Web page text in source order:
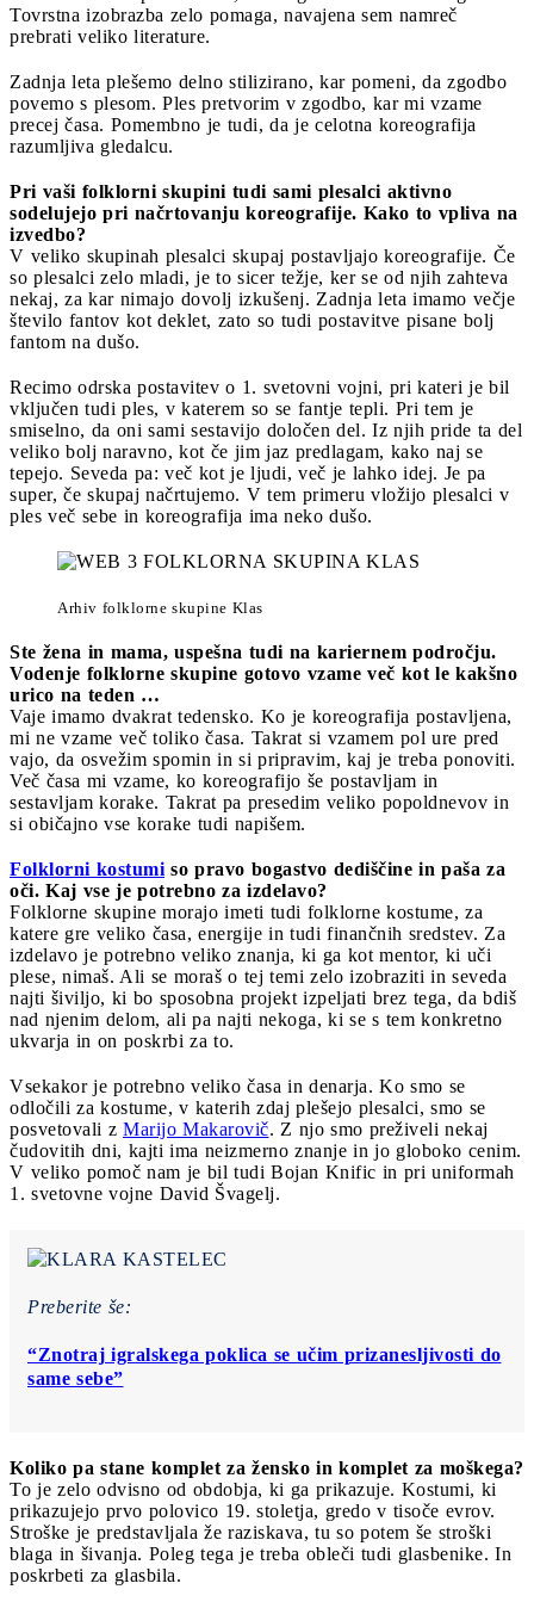
Tovrstna izobrazba zelo pomaga, navajena sem namreč
prebrati veliko literature.
Zadnja leta plešemo delno stilizirano, kar pomeni, da zgodbo
povemo s plesom. Ples pretvorim v zgodbo, kar mi vzame
precej časa. Pomembno je tudi, da je celotna koreografija
razumljiva gledalcu.
Pri vaši folklorni skupini tudi sami plesalci aktivno
sodelujejo pri načrtovanju koreografije. Kako to vpliva na
izvedbo?
V veliko skupinah plesalci skupaj postavljajo koreografije. Če
so plesalci zelo mladi, je to sicer težje, ker se od njih zahteva
nekaj, za kar nimajo dovolj izkušenj. Zadnja leta imamo večje
število fantov kot deklet, zato so tudi postavitve pisane bolj
fantom na dušo.
Recimo odrska postavitev o 1. svetovni vojni, pri kateri je bil
vključen tudi ples, v katerem so se fantje tepli. Pri tem je
smiselno, da oni sami sestavijo določen del. Iz njih pride ta del
veliko bolj naravno, kot če jim jaz predlagam, kako naj se
tepejo. Seveda pa: več kot je ljudi, več je lahko idej. Je pa
super, če skupaj načrtujemo. V tem primeru vložijo plesalci v
ples več sebe in koreografija ima neko dušo.
Arhiv folklorne skupine Klas
Ste žena in mama, uspešna tudi na kariernem področju.
Vodenje folklorne skupine gotovo vzame več kot le kakšno
urico na teden …
Vaje imamo dvakrat tedensko. Ko je koreografija postavljena,
mi ne vzame več toliko časa. Takrat si vzamem pol ure pred
vajo, da osvežim spomin in si pripravim, kaj je treba ponoviti.
Več časa mi vzame, ko koreografijo še postavljam in
sestavljam korake. Takrat pa presedim veliko popoldnevov in
si običajno vse korake tudi napišem.
Folklorni kostumi so pravo bogastvo dediščine in paša za
oči. Kaj vse je potrebno za izdelavo?
Folklorne skupine morajo imeti tudi folklorne kostume, za
katere gre veliko časa, energije in tudi finančnih sredstev. Za
izdelavo je potrebno veliko znanja, ki ga kot mentor, ki uči
plese, nimaš. Ali se moraš o tej temi zelo izobraziti in seveda
najti šiviljo, ki bo sposobna projekt izpeljati brez tega, da bdiš
nad njenim delom, ali pa najti nekoga, ki se s tem konkretno
ukvarja in on poskrbi za to.
Vsekakor je potrebno veliko časa in denarja. Ko smo se
odločili za kostume, v katerih zdaj plešejo plesalci, smo se
posvetovali z Marijo Makarovič. Z njo smo preživeli nekaj
čudovitih dni, kajti ima neizmerno znanje in jo globoko cenim.
V veliko pomoč nam je bil tudi Bojan Knific in pri uniformah
1. svetovne vojne David Švagelj.
Preberite še:
“Znotraj igralskega poklica se učim prizanesljivosti do
same sebe”
Koliko pa stane komplet za žensko in komplet za moškega?
To je zelo odvisno od obdobja, ki ga prikazuje. Kostumi, ki
prikazujejo prvo polovico 19. stoletja, gredo v tisoče evrov.
Stroške je predstavljala že raziskava, tu so potem še stroški
blaga in šivanja. Poleg tega je treba obleči tudi glasbenike. In
poskrbeti za glasbila.